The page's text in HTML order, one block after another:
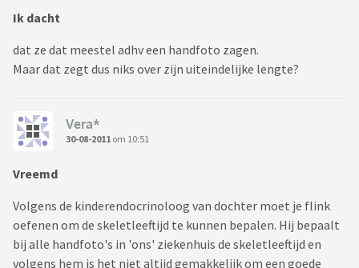
Ik dacht
dat ze dat meestel adhv een handfoto zagen.
Maar dat zegt dus niks over zijn uiteindelijke lengte?
Vera*
30-08-2011 om 10:51
Vreemd
Volgens de kinderendocrinoloog van dochter moet je flink
oefenen om de skeletleeftijd te kunnen bepalen. Hij bepaalt
bij alle handfoto's in 'ons' ziekenhuis de skeletleeftijd en
volgens hem is het niet altijd gemakkelijk om een goede